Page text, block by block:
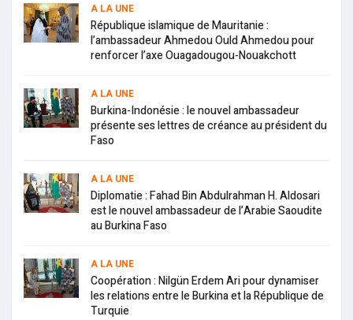
A LA UNE
République islamique de Mauritanie :
l’ambassadeur Ahmedou Ould Ahmedou pour
renforcer l’axe Ouagadougou-Nouakchott
A LA UNE
Burkina-Indonésie : le nouvel ambassadeur
présente ses lettres de créance au président du
Faso
A LA UNE
Diplomatie : Fahad Bin Abdulrahman H. Aldosari
est le nouvel ambassadeur de l’Arabie Saoudite
au Burkina Faso
A LA UNE
Coopération : Nilgün Erdem Ari pour dynamiser
les relations entre le Burkina et la République de
Turquie